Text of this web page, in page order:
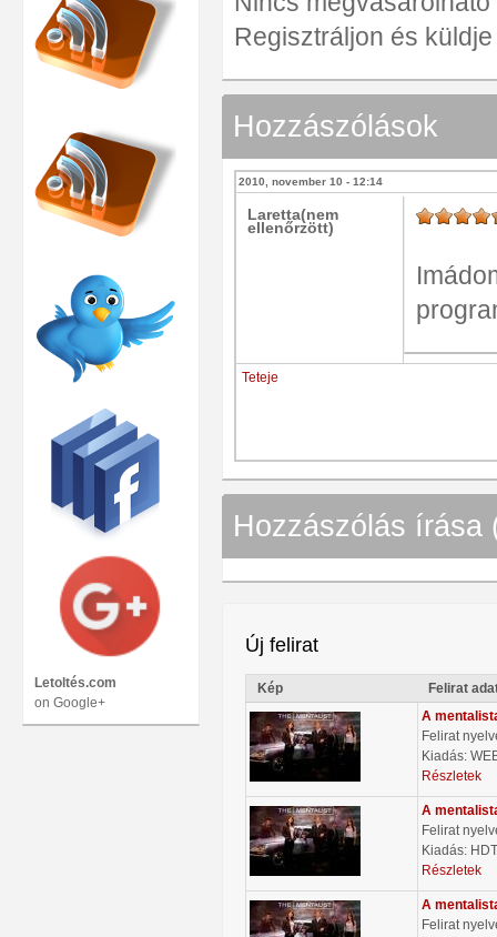
Letoltés.com
on Google+
Regisztráljon és
Hozzászólások
2010, november 10 - 12:14
Laretta(nem
ellenőrzött)
Teteje
Hozzászólás írása
Új felirat
Kép
Felirat
A
Felirat
Kiadás:
Részletek
A
Felirat
Kiadás:
Részletek
A
Felirat